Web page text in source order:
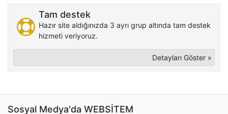
Tam destek
Hazır site aldığınızda 3 ayrı grup altında tam destek
hizmeti veriyoruz.
Detayları Göster »
Sosyal Medya'da WEBSİTEM